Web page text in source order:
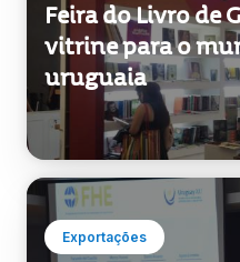
Feira do Livro de
vitrine para o
uruguaia
Exportações